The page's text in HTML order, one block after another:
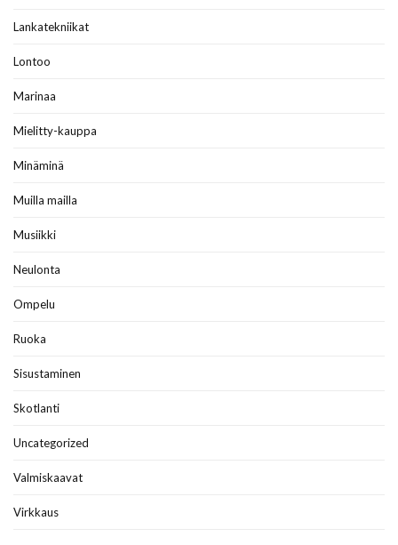
Lankatekniikat
Lontoo
Marinaa
Mielitty-kauppa
Minäminä
Muilla mailla
Musiikki
Neulonta
Ompelu
Ruoka
Sisustaminen
Skotlanti
Uncategorized
Valmiskaavat
Virkkaus